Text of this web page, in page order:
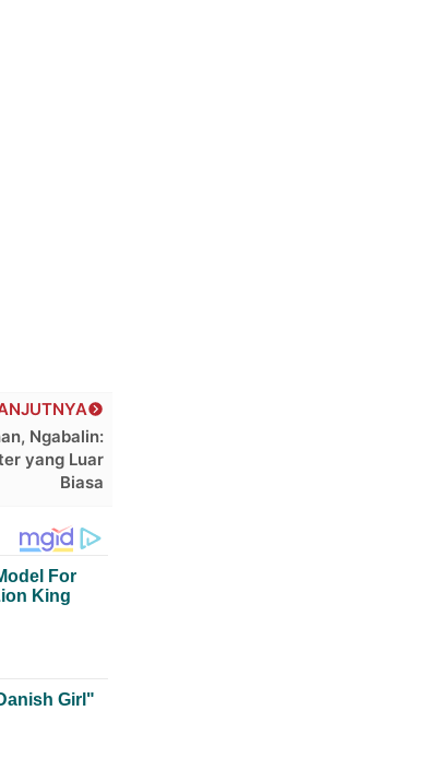
Ngabalin:
yang Luar
Biasa